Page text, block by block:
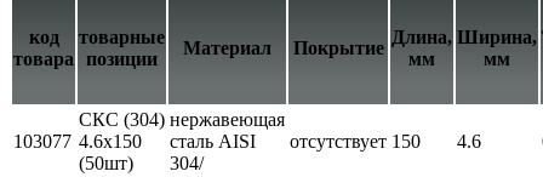
код
товара
товарные
позиции
Материал Покрытие
Длина,
мм
Ширина,
мм
103077
СКС (304)
4.6x150
(50шт)
нержавеющая
сталь AISI
304/
отсутствует 150 4.6